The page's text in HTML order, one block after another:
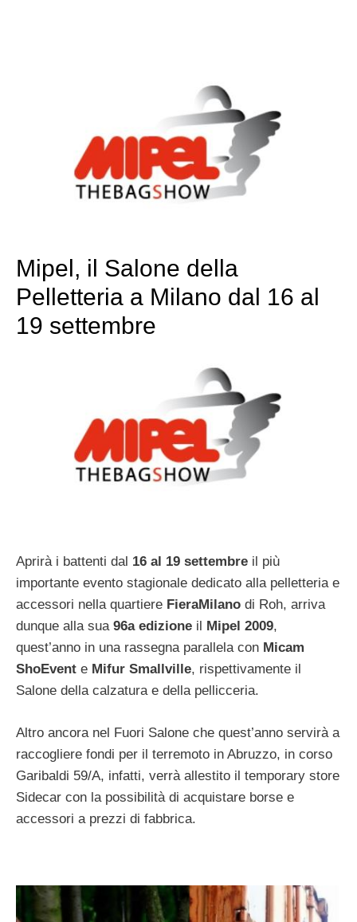
Mipel, il Salone della
Pelletteria a Milano dal 16 al
19 settembre
Aprirà i battenti dal 16 al 19 settembre il più
importante evento stagionale dedicato alla pelletteria e
accessori nella quartiere FieraMilano di Roh, arriva
dunque alla sua 96a edizione il Mipel 2009,
quest’anno in una rassegna parallela con Micam
ShoEvent e Mifur Smallville, rispettivamente il
Salone della calzatura e della pellicceria.
Altro ancora nel Fuori Salone che quest’anno servirà a
raccogliere fondi per il terremoto in Abruzzo, in corso
Garibaldi 59/A, infatti, verrà allestito il temporary store
Sidecar con la possibilità di acquistare borse e
accessori a prezzi di fabbrica.